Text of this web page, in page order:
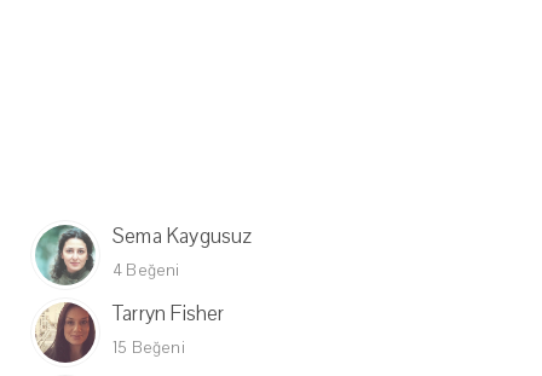
Sema Kaygusuz
4 Beğeni
Tarryn Fisher
15 Beğeni